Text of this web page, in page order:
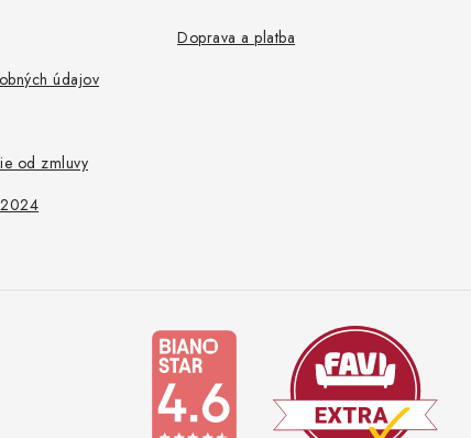
údajov
od zmluvy
Doprava a platba